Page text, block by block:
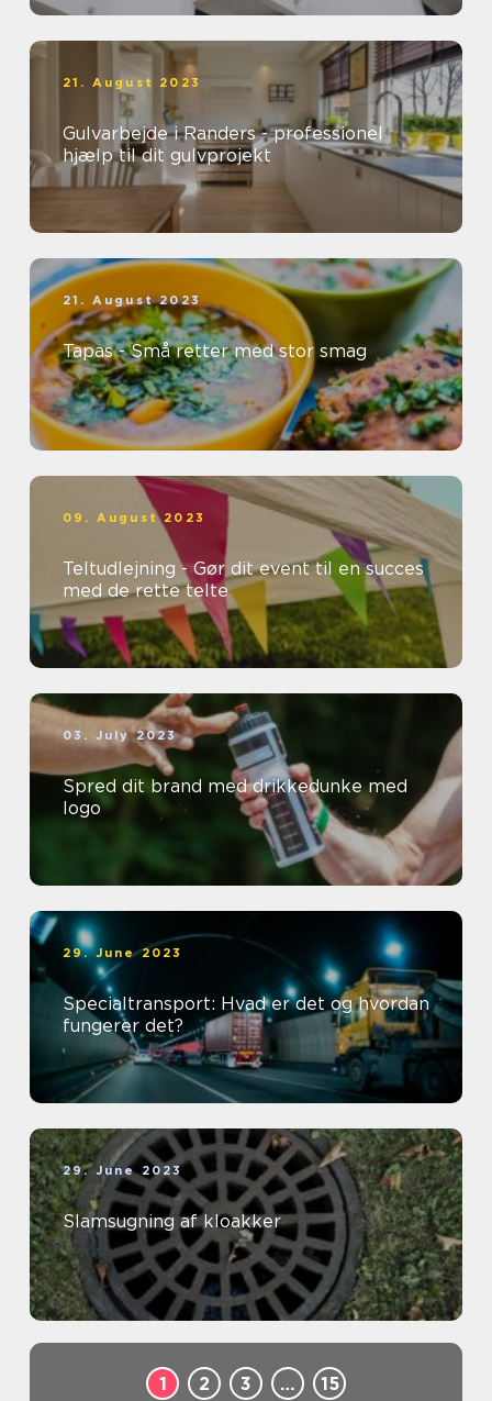
21. August 2023
Gulvarbejde i Randers - professionel
hjælp til dit gulvprojekt
21. August 2023
Tapas - Små retter med stor smag
09. August 2023
Teltudlejning - Gør dit event til en succes
med de rette telte
03. July 2023
Spred dit brand med drikkedunke med
logo
29. June 2023
Specialtransport: Hvad er det og hvordan
fungerer det?
29. June 2023
Slamsugning af kloakker
1 2 3 … 15